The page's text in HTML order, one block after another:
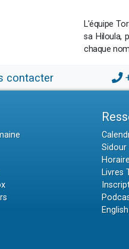
L'équipe
sa Hiloula,
chaque
contacter
Sidour
Livres